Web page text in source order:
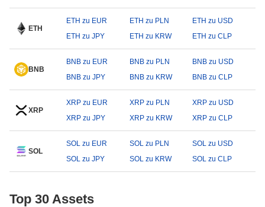
ETH
ETH zu EUR ETH zu PLN
ETH zu USD
ETH zu JPY
ETH zu KRW ETH zu CLP
BNB
BNB zu EUR BNB zu PLN
BNB zu USD
BNB zu JPY
BNB zu KRW BNB zu CLP
XRP
XRP zu EUR XRP zu PLN
XRP zu USD
XRP zu JPY
XRP zu KRW XRP zu CLP
SOL
SOL zu EUR SOL zu PLN
SOL zu USD
SOL zu JPY
SOL zu KRW SOL zu CLP
Top 30 Assets